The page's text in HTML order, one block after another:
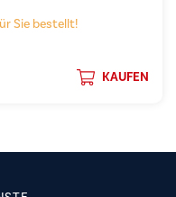
Sie bestellt!
KAUFEN